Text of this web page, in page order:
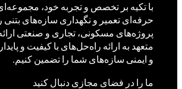
با تکیه بر تخصص و تجربه خود،
حرفه‌ای تعمیر و نگهداری سازه‌های بتنی
پروژه‌های مسکونی، تجاری و صنعتی
متعهد به ارائه راه‌حل‌های با کیفیت و
و ایمنی سازه‌های شما را تضمین کنیم.
ما را در فضای مجازی دنبال کنید